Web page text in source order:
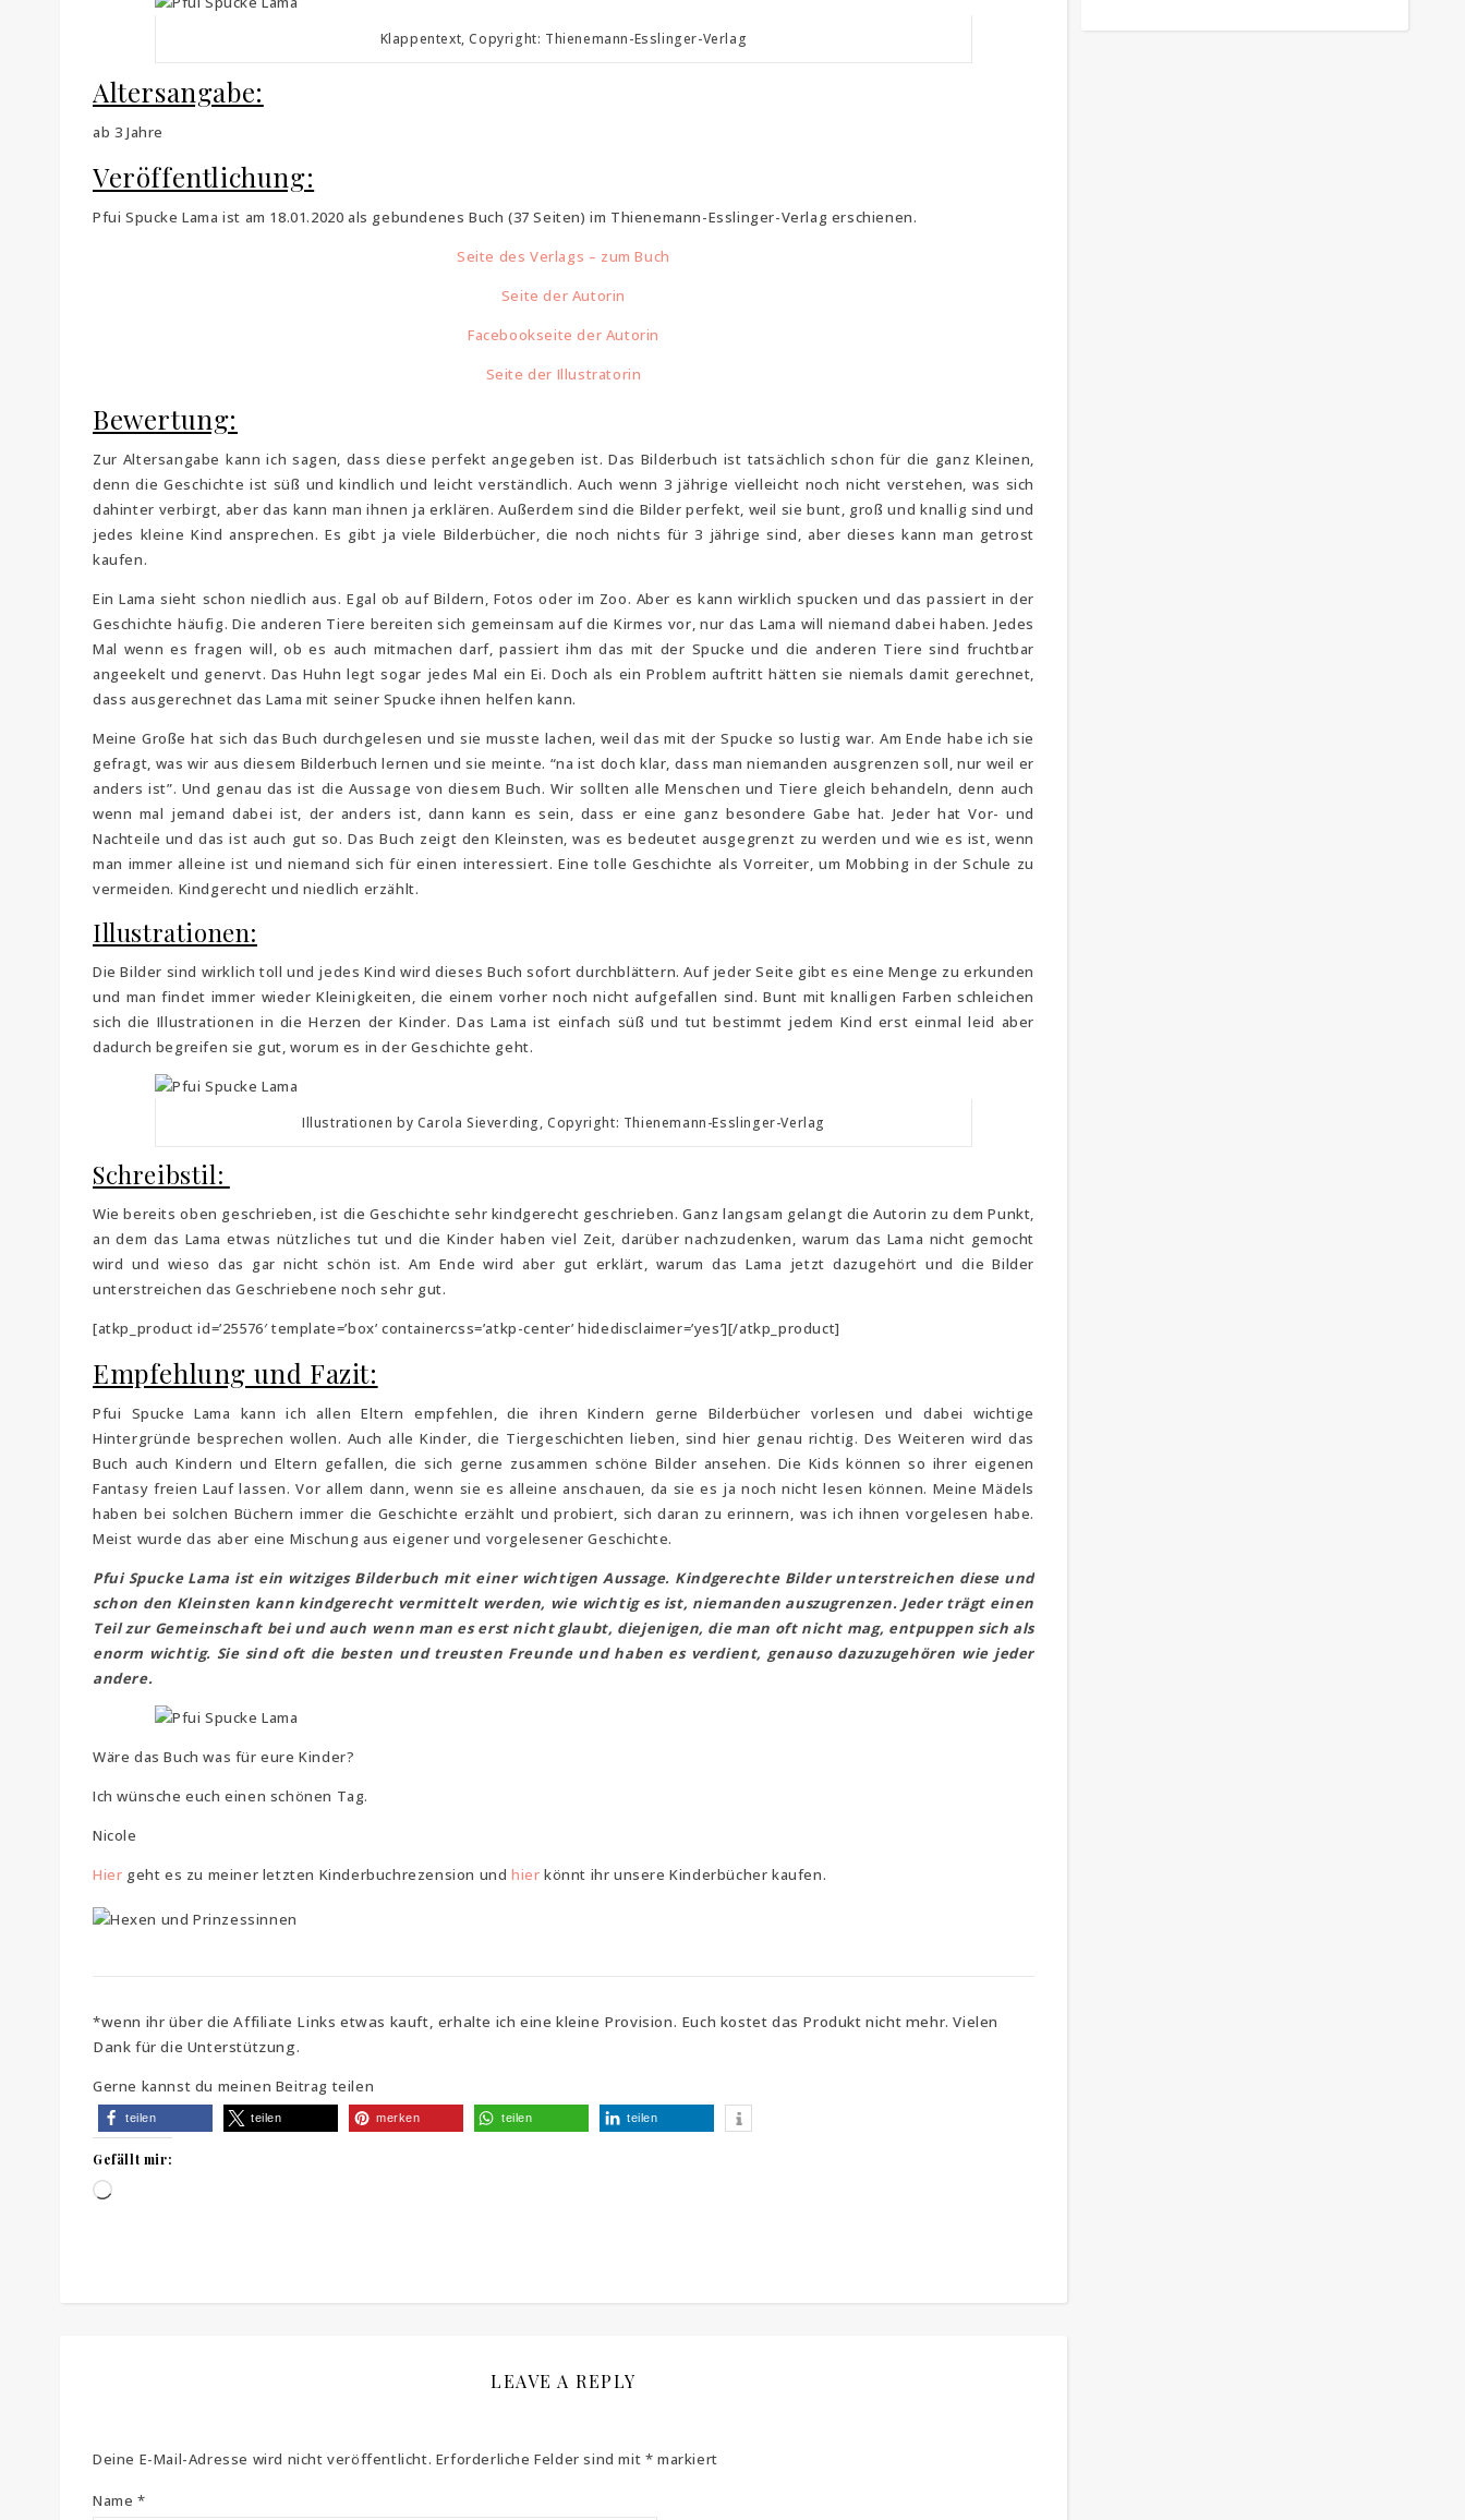
Klappentext, Copyright: Thienemann-Esslinger-Verlag
Altersangabe:
ab 3 Jahre
Veröffentlichung:
Pfui Spucke Lama ist am 18.01.2020 als gebundenes Buch (37 Seiten) im Thienemann-Esslinger-Verlag erschienen.
Seite des Verlags – zum Buch
Seite der Autorin
Facebookseite der Autorin
Seite der Illustratorin
Bewertung:
Zur Altersangabe kann ich sagen, dass diese perfekt angegeben ist. Das Bilderbuch ist tatsächlich schon für die ganz Kleinen,
denn die Geschichte ist süß und kindlich und leicht verständlich. Auch wenn 3 jährige vielleicht noch nicht verstehen, was sich
dahinter verbirgt, aber das kann man ihnen ja erklären. Außerdem sind die Bilder perfekt, weil sie bunt, groß und knallig sind und
jedes kleine Kind ansprechen. Es gibt ja viele Bilderbücher, die noch nichts für 3 jährige sind, aber dieses kann man getrost
kaufen.
Ein Lama sieht schon niedlich aus. Egal ob auf Bildern, Fotos oder im Zoo. Aber es kann wirklich spucken und das passiert in der
Geschichte häufig. Die anderen Tiere bereiten sich gemeinsam auf die Kirmes vor, nur das Lama will niemand dabei haben. Jedes
Mal wenn es fragen will, ob es auch mitmachen darf, passiert ihm das mit der Spucke und die anderen Tiere sind fruchtbar
angeekelt und genervt. Das Huhn legt sogar jedes Mal ein Ei. Doch als ein Problem auftritt hätten sie niemals damit gerechnet,
dass ausgerechnet das Lama mit seiner Spucke ihnen helfen kann.
Meine Große hat sich das Buch durchgelesen und sie musste lachen, weil das mit der Spucke so lustig war. Am Ende habe ich sie
gefragt, was wir aus diesem Bilderbuch lernen und sie meinte. “na ist doch klar, dass man niemanden ausgrenzen soll, nur weil er
anders ist”. Und genau das ist die Aussage von diesem Buch. Wir sollten alle Menschen und Tiere gleich behandeln, denn auch
wenn mal jemand dabei ist, der anders ist, dann kann es sein, dass er eine ganz besondere Gabe hat. Jeder hat Vor- und
Nachteile und das ist auch gut so. Das Buch zeigt den Kleinsten, was es bedeutet ausgegrenzt zu werden und wie es ist, wenn
man immer alleine ist und niemand sich für einen interessiert. Eine tolle Geschichte als Vorreiter, um Mobbing in der Schule zu
vermeiden. Kindgerecht und niedlich erzählt.
Illustrationen:
Die Bilder sind wirklich toll und jedes Kind wird dieses Buch sofort durchblättern. Auf jeder Seite gibt es eine Menge zu erkunden
und man findet immer wieder Kleinigkeiten, die einem vorher noch nicht aufgefallen sind. Bunt mit knalligen Farben schleichen
sich die Illustrationen in die Herzen der Kinder. Das Lama ist einfach süß und tut bestimmt jedem Kind erst einmal leid aber
dadurch begreifen sie gut, worum es in der Geschichte geht.
Illustrationen by Carola Sieverding, Copyright: Thienemann-Esslinger-Verlag
Schreibstil:
Wie bereits oben geschrieben, ist die Geschichte sehr kindgerecht geschrieben. Ganz langsam gelangt die Autorin zu dem Punkt,
an dem das Lama etwas nützliches tut und die Kinder haben viel Zeit, darüber nachzudenken, warum das Lama nicht gemocht
wird und wieso das gar nicht schön ist. Am Ende wird aber gut erklärt, warum das Lama jetzt dazugehört und die Bilder
unterstreichen das Geschriebene noch sehr gut.
[atkp_product id=’25576′ template=’box’ containercss=’atkp-center’ hidedisclaimer=’yes’][/atkp_product]
Empfehlung und Fazit:
Pfui Spucke Lama kann ich allen Eltern empfehlen, die ihren Kindern gerne Bilderbücher vorlesen und dabei wichtige
Hintergründe besprechen wollen. Auch alle Kinder, die Tiergeschichten lieben, sind hier genau richtig. Des Weiteren wird das
Buch auch Kindern und Eltern gefallen, die sich gerne zusammen schöne Bilder ansehen. Die Kids können so ihrer eigenen
Fantasy freien Lauf lassen. Vor allem dann, wenn sie es alleine anschauen, da sie es ja noch nicht lesen können. Meine Mädels
haben bei solchen Büchern immer die Geschichte erzählt und probiert, sich daran zu erinnern, was ich ihnen vorgelesen habe.
Meist wurde das aber eine Mischung aus eigener und vorgelesener Geschichte.
Pfui Spucke Lama ist ein witziges Bilderbuch mit einer wichtigen Aussage. Kindgerechte Bilder unterstreichen diese und
schon den Kleinsten kann kindgerecht vermittelt werden, wie wichtig es ist, niemanden auszugrenzen. Jeder trägt einen
Teil zur Gemeinschaft bei und auch wenn man es erst nicht glaubt, diejenigen, die man oft nicht mag, entpuppen sich als
enorm wichtig. Sie sind oft die besten und treusten Freunde und haben es verdient, genauso dazuzugehören wie jeder
andere.
Wäre das Buch was für eure Kinder?
Ich wünsche euch einen schönen Tag.
Nicole
Hier geht es zu meiner letzten Kinderbuchrezension undhier könnt ihr unsere Kinderbücher kaufen.
*wenn ihr über die Affiliate Links etwas kauft, erhalte ich eine kleine Provision. Euch kostet das Produkt nicht mehr. Vielen
Dank für die Unterstützung.
Gerne kannst du meinen Beitrag teilen
teilen teilen merken teilen teilen
Gefällt mir:
Wird geladen …
LEAVE A REPLY
Deine E-Mail-Adresse wird nicht veröffentlicht. Erforderliche Felder sind mit * markiert
Name *